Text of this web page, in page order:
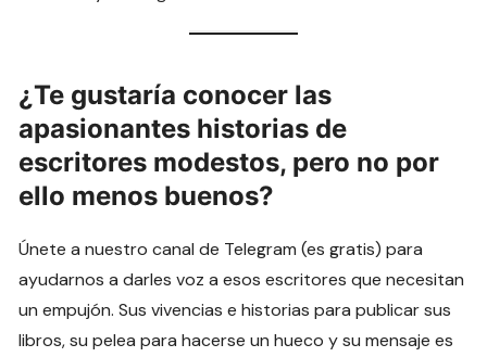
¿Te gustaría conocer las
apasionantes historias de
escritores modestos, pero no por
ello menos buenos?
Únete a nuestro canal de Telegram (es gratis) para
ayudarnos a darles voz a esos escritores que necesitan
un empujón. Sus vivencias e historias para publicar sus
libros, su pelea para hacerse un hueco y su mensaje es